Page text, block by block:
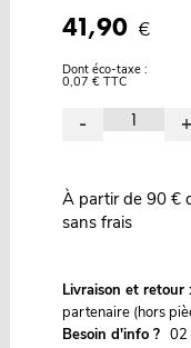
41,90 €
Dont éco-taxe :
0,07 € TTC
- +
À partir de 90 €
sans frais
Livraison et retour :
partenaire (hors
Besoin d'info ? 02